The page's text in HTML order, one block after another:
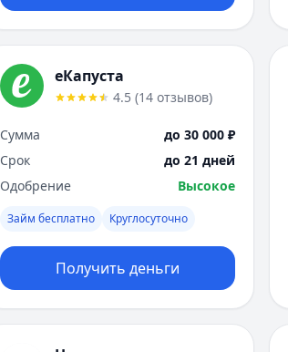
еКапуста
4.5 (14 отзывов)
Сумма
до 30 000 ₽
Срок
до 21 дней
Одобрение
Высокое
Займ бесплатно Круглосуточно
Получить деньги